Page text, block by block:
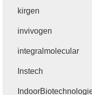
kirgen
invivogen
integralmolecular
Instech